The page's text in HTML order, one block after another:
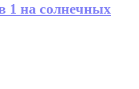
1 на солнечных